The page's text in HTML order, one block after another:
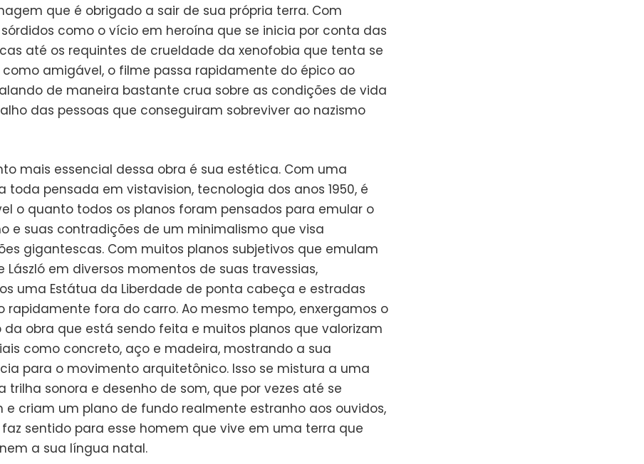
que é obrigado a sair de sua própria terra. Com
como o vício em heroína que se inicia por conta das
até os requintes de crueldade da xenofobia que tenta se
amigável, o filme passa rapidamente do épico ao
de maneira bastante crua sobre as condições de vida
das pessoas que conseguiram sobreviver ao nazismo
mais essencial dessa obra é sua estética. Com uma
toda pensada em vistavision, tecnologia dos anos 1950, é
o quanto todos os planos foram pensados para emular o
e suas contradições de um minimalismo que visa
gigantescas. Com muitos planos subjetivos que emulam
László em diversos momentos de suas travessias,
uma Estátua da Liberdade de ponta cabeça e estradas
rapidamente fora do carro. Ao mesmo tempo, enxergamos o
obra que está sendo feita e muitos planos que valorizam
como concreto, aço e madeira, mostrando a sua
para o movimento arquitetônico. Isso se mistura a uma
trilha sonora e desenho de som, que por vezes até se
e criam um plano de fundo realmente estranho aos ouvidos,
sentido para esse homem que vive em uma terra que
a sua língua natal.